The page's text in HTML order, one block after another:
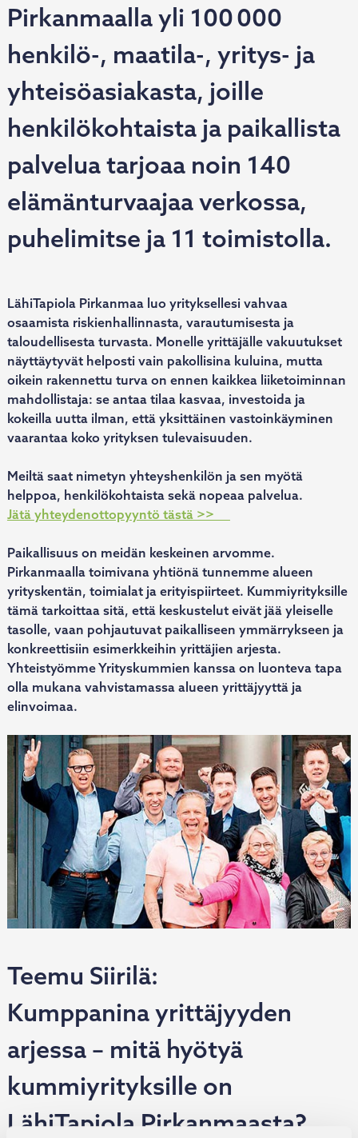
Pirkanmaalla yli 100 000
henkilö-, maatila-, yritys- ja
yhteisöasiakasta, joille
henkilökohtaista ja paikallista
palvelua tarjoaa noin 140
elämänturvaajaa verkossa,
puhelimitse ja 11 toimistolla.
LähiTapiola Pirkanmaa luo yrityksellesi vahvaa
osaamista riskienhallinnasta, varautumisesta ja
taloudellisesta turvasta. Monelle yrittäjälle vakuutukset
näyttäytyvät helposti vain pakollisina kuluina, mutta
oikein rakennettu turva on ennen kaikkea liiketoiminnan
mahdollistaja: se antaa tilaa kasvaa, investoida ja
kokeilla uutta ilman, että yksittäinen vastoinkäyminen
vaarantaa koko yrityksen tulevaisuuden.
Meiltä saat nimetyn yhteyshenkilön ja sen myötä
helppoa, henkilökohtaista sekä nopeaa palvelua.
Jätä yhteydenottopyyntö tästä >>
Paikallisuus on meidän keskeinen arvomme.
Pirkanmaalla toimivana yhtiönä tunnemme alueen
yrityskentän, toimialat ja erityispiirteet. Kummiyrityksille
tämä tarkoittaa sitä, että keskustelut eivät jää yleiselle
tasolle, vaan pohjautuvat paikalliseen ymmärrykseen ja
konkreettisiin esimerkkeihin yrittäjien arjesta.
Yhteistyömme Yrityskummien kanssa on luonteva tapa
olla mukana vahvistamassa alueen yrittäjyyttä ja
elinvoimaa.
Teemu Siirilä:
Kumppanina yrittäjyyden
arjessa – mitä hyötyä
kummiyrityksille on
LähiTapiola Pirkanmaasta?